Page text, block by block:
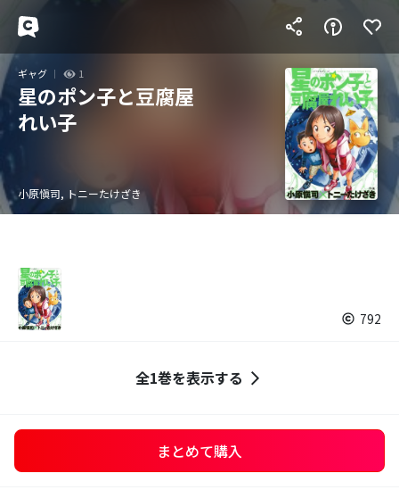
ギャグ 1
星のポン子と豆腐屋
れい子
小原愼司, トニーたけざき
792
全1巻を表示する
まとめて購入